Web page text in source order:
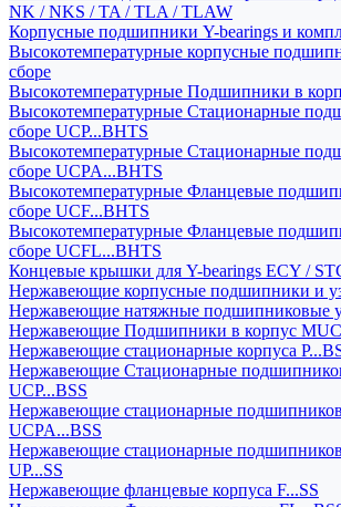
NK / NKS / TA / TLA / TLAW
Корпусные подшипники Y-bearings и
Высокотемпературные корпусные
сборе
Высокотемпературные Подшипники в
Высокотемпературные Стационарные
сборе UCP...BHTS
Высокотемпературные Стационарные
сборе UCPA...BHTS
Высокотемпературные Фланцевые
сборе UCF...BHTS
Высокотемпературные Фланцевые
сборе UCFL...BHTS
Концевые крышки для Y-bearings ECY /
Нержавеющие корпусные подшипники и
Нержавеющие натяжные подшипниковые
Нержавеющие Подшипники в корпус
Нержавеющие стационарные корпуса
Нержавеющие Стационарные
UCP...BSS
Нержавеющие стационарные
UCPA...BSS
Нержавеющие стационарные
UP...SS
Нержавеющие фланцевые корпуса F...SS